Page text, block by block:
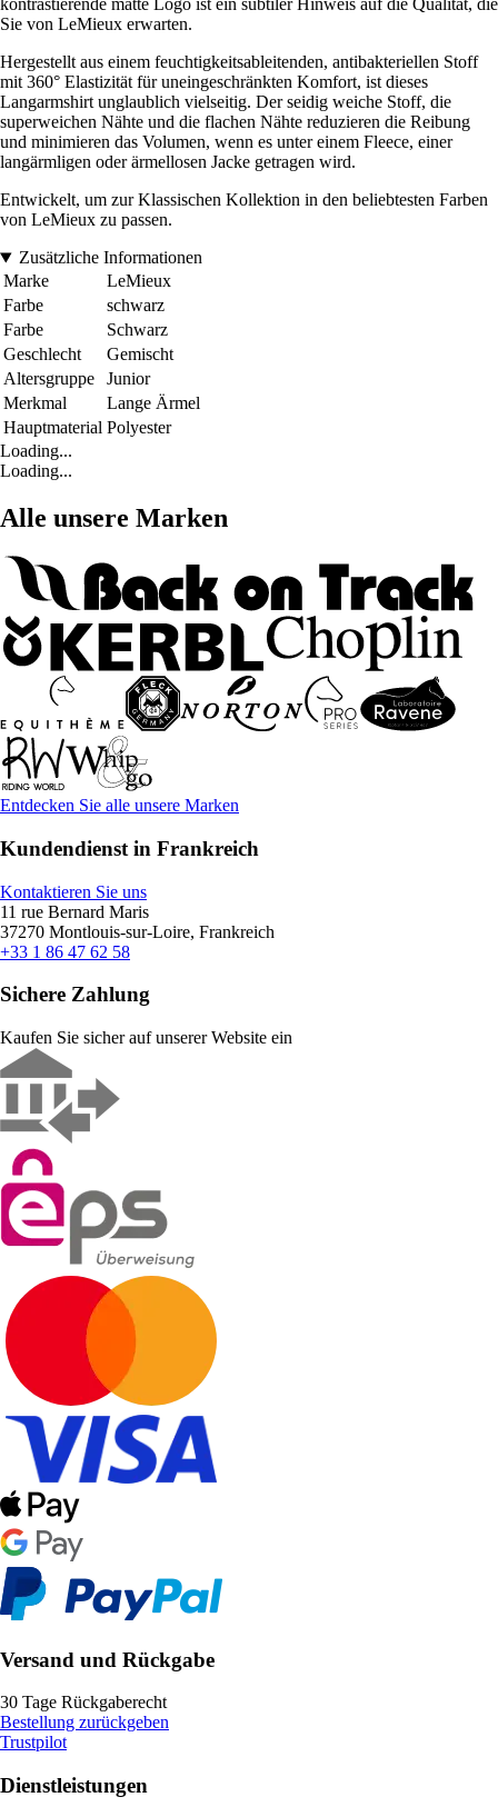
kontrastierende matte Logo ist ein subtiler Hinweis auf die Qualität, die
Sie von LeMieux erwarten.
Hergestellt aus einem feuchtigkeitsableitenden, antibakteriellen Stoff
mit 360° Elastizität für uneingeschränkten Komfort, ist dieses
Langarmshirt unglaublich vielseitig. Der seidig weiche Stoff, die
superweichen Nähte und die flachen Nähte reduzieren die Reibung
und minimieren das Volumen, wenn es unter einem Fleece, einer
langärmligen oder ärmellosen Jacke getragen wird.
Entwickelt, um zur Klassischen Kollektion in den beliebtesten Farben
von LeMieux zu passen.
Zusätzliche Informationen
Marke
LeMieux
Farbe
schwarz
Farbe
Schwarz
Geschlecht
Gemischt
Altersgruppe
Junior
Merkmal
Lange Ärmel
Hauptmaterial Polyester
Loading...
Loading...
Alle unsere Marken
Entdecken Sie alle unsere Marken
Kundendienst in Frankreich
Kontaktieren Sie uns
11 rue Bernard Maris
37270 Montlouis-sur-Loire, Frankreich
+33 1 86 47 62 58
Sichere Zahlung
Kaufen Sie sicher auf unserer Website ein
Versand und Rückgabe
30 Tage Rückgaberecht
Bestellung zurückgeben
Trustpilot
Dienstleistungen